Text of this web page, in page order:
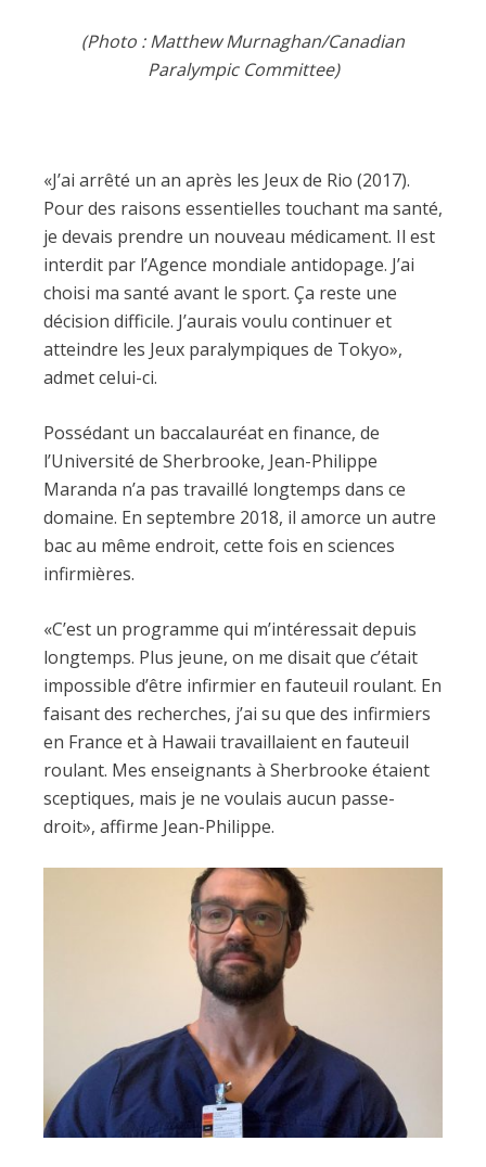
(Photo : Matthew Murnaghan/Canadian
Paralympic Committee)
«J’ai arrêté un an après les Jeux de Rio (2017).
Pour des raisons essentielles touchant ma santé,
je devais prendre un nouveau médicament. Il est
interdit par l’Agence mondiale antidopage. J’ai
choisi ma santé avant le sport. Ça reste une
décision difficile. J’aurais voulu continuer et
atteindre les Jeux paralympiques de Tokyo»,
admet celui-ci.
Possédant un baccalauréat en finance, de
l’Université de Sherbrooke, Jean-Philippe
Maranda n’a pas travaillé longtemps dans ce
domaine. En septembre 2018, il amorce un autre
bac au même endroit, cette fois en sciences
infirmières.
«C’est un programme qui m’intéressait depuis
longtemps. Plus jeune, on me disait que c’était
impossible d’être infirmier en fauteuil roulant. En
faisant des recherches, j’ai su que des infirmiers
en France et à Hawaii travaillaient en fauteuil
roulant. Mes enseignants à Sherbrooke étaient
sceptiques, mais je ne voulais aucun passe-
droit», affirme Jean-Philippe.